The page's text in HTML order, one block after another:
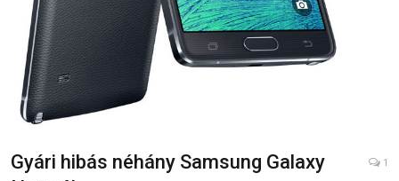
Gyári hibás néhány Samsung Galaxy
1